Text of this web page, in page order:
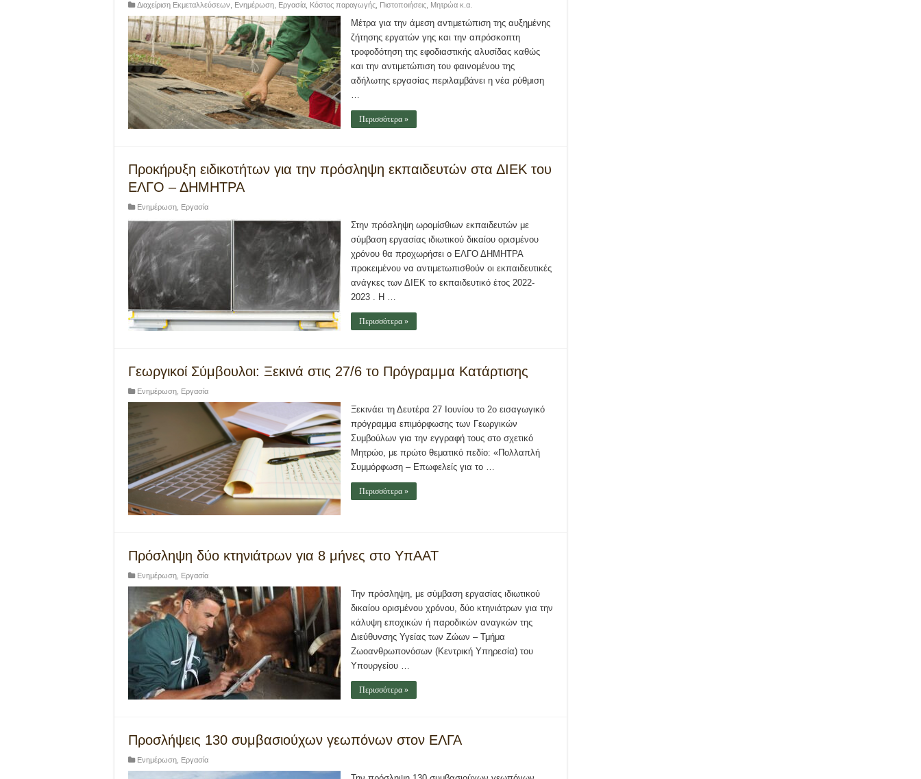
Διαχείριση Εκμεταλλεύσεων Ενημέρωση Εργασία Κόστος παραγωγής Πιστοποιήσεις, Μητρώα κ.α.
Μέτρα για την άμεση αντιμετώπιση της αυξημένης
ζήτησης εργατών γης και την απρόσκοπτη
τροφοδότηση της εφοδιαστικής αλυσίδας καθώς
και την αντιμετώπιση του φαινομένου της
αδήλωτης εργασίας περιλαμβάνει η νέα ρύθμιση
…
Περισσότερα »
Προκήρυξη ειδικοτήτων για την πρόσληψη εκπαιδευτών στα ΔΙΕΚ του
ΕΛΓΟ – ΔΗΜΗΤΡΑ
Ενημέρωση Εργασία
Στην πρόσληψη ωρομίσθιων εκπαιδευτών με
σύμβαση εργασίας ιδιωτικού δικαίου ορισμένου
χρόνου θα προχωρήσει ο ΕΛΓΟ ΔΗΜΗΤΡΑ
προκειμένου να αντιμετωπισθούν οι εκπαιδευτικές
ανάγκες των ΔΙΕΚ το εκπαιδευτικό έτος 2022-
2023 . Η …
Περισσότερα »
Γεωργικοί Σύμβουλοι: Ξεκινά στις 27/6 το Πρόγραμμα Κατάρτισης
Ενημέρωση Εργασία
Ξεκινάει τη Δευτέρα 27 Ιουνίου το 2ο εισαγωγικό
πρόγραμμα επιμόρφωσης των Γεωργικών
Συμβούλων για την εγγραφή τους στο σχετικό
Μητρώο, με πρώτο θεματικό πεδίο: «Πολλαπλή
Συμμόρφωση – Επωφελείς για το …
Περισσότερα »
Πρόσληψη δύο κτηνιάτρων για 8 μήνες στο ΥπΑΑΤ
Ενημέρωση Εργασία
Την πρόσληψη, με σύμβαση εργασίας ιδιωτικού
δικαίου ορισμένου χρόνου, δύο κτηνιάτρων για την
κάλυψη εποχικών ή παροδικών αναγκών της
Διεύθυνσης Υγείας των Ζώων – Τμήμα
Ζωοανθρωπονόσων (Κεντρική Υπηρεσία) του
Υπουργείου …
Περισσότερα »
Προσλήψεις 130 συμβασιούχων γεωπόνων στον ΕΛΓΑ
Ενημέρωση Εργασία